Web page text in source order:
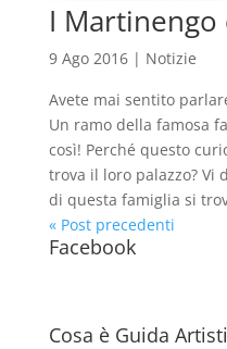
I Martinengo
9 Ago 2016| Notizie
Avete mai sentito
Un ramo della famosa
così! Perché questo
trova il loro palazzo? Vi
di questa famiglia si
« Post precedenti
Facebook
Cosa è Guida